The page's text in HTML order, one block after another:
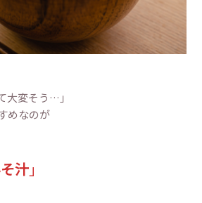
大変そう…」
めなのが
汁」